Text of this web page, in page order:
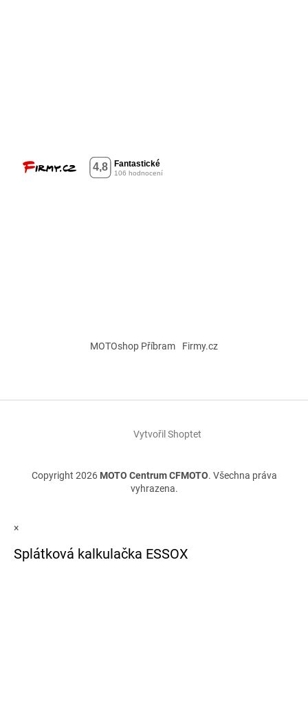
MOTOshop Příbram Firmy.cz
Vytvořil Shoptet
Copyright 2026 MOTO Centrum CFMOTO. Všechna práva
vyhrazena.
×
Splátková kalkulačka ESSOX